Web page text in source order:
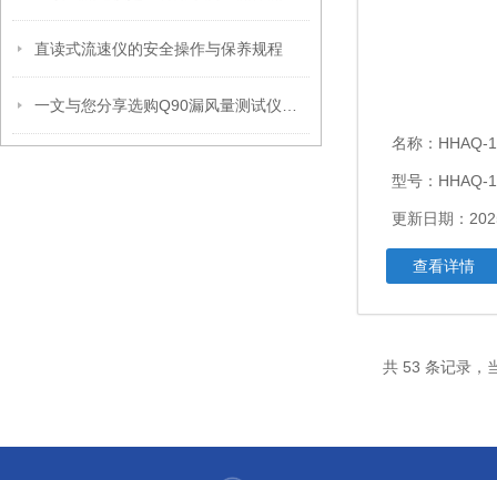
直读式流速仪的安全操作与保养规程
名称： HHAQ-106美国
型号：HHAQ-
更新日期：
查看详情
共 53 条记录